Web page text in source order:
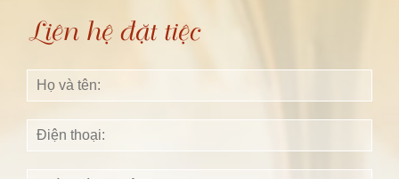
Liên hệ đặt tiệc